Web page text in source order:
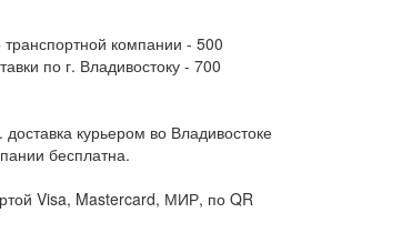
компании - 500
по г. Владивостоку - 700
курьером во Владивостоке
бесплатна.
Visa, Mastercard, МИР, по QR